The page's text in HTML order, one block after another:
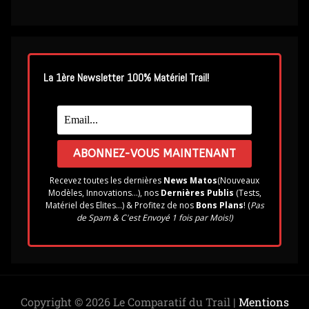
La 1ère Newsletter 100% Matériel Trail!
Recevez toutes les dernières News Matos(Nouveaux
Modèles, Innovations...), nosDernières Publis (Tests,
Matériel des Elites...) & Profitez de nosBons Plans! (Pas
de Spam & C'est Envoyé 1 fois par Mois!)
Copyright © 2026 Le Comparatif du Trail | Mentions